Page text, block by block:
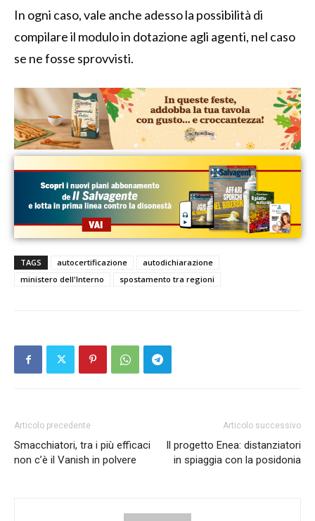
In ogni caso, vale anche adesso la possibilità di
compilare il modulo in dotazione agli agenti, nel caso
se ne fosse sprovvisti.
TAGS autocertificazione
autodichiarazione
ministero dell'Interno
spostamento tra regioni
Articolo precedente
Smacchiatori, tra i più efficaci
non c’è il Vanish in polvere
Articolo successivo
Il progetto Enea: distanziatori
in spiaggia con la posidonia